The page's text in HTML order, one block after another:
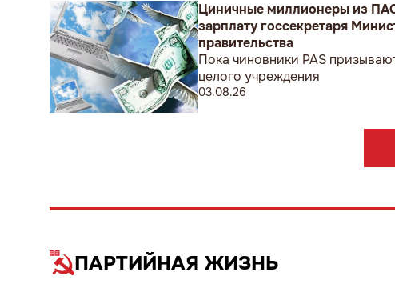
Циничные миллионеры из
зарплату госсекретаря
правительства
Пока чиновники PAS
целого учреждения
03.08.26
ПАРТИЙНАЯ ЖИЗНЬ